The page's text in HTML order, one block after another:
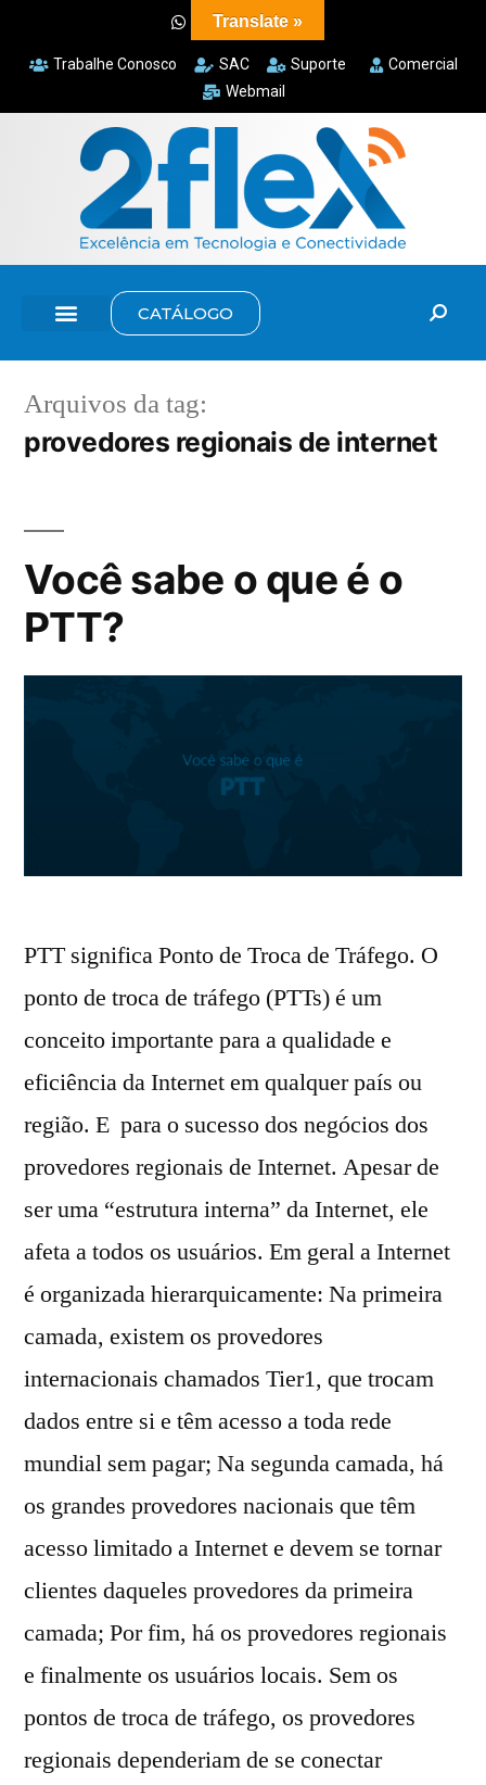
Trabalhe Conosco SAC Suporte
Comercial
Webmail
CATÁLOGO
Arquivos da tag:
provedores regionais de internet
Você sabe o que é o
PTT?
PTT significa Ponto de Troca de Tráfego. O
ponto de troca de tráfego (PTTs) é um
conceito importante para a qualidade e
eficiência da Internet em qualquer país ou
região. E para o sucesso dos negócios dos
provedores regionais de Internet. Apesar de
ser uma “estrutura interna” da Internet, ele
afeta a todos os usuários. Em geral a Internet
é organizada hierarquicamente: Na primeira
camada, existem os provedores
internacionais chamados Tier1, que trocam
dados entre si e têm acesso a toda rede
mundial sem pagar; Na segunda camada, há
os grandes provedores nacionais que têm
acesso limitado a Internet e devem se tornar
clientes daqueles provedores da primeira
camada; Por fim, há os provedores regionais
e finalmente os usuários locais. Sem os
pontos de troca de tráfego, os provedores
regionais dependeriam de se conectar
Translate »